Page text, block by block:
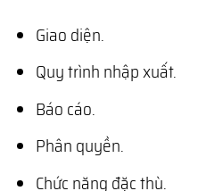
Giao diện.
Quy trình nhập xuất.
Báo cáo.
Phân quyền.
Chức năng đặc thù.